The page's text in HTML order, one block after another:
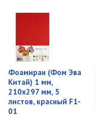
Фоамиран (Фом Эва
Китай) 1 мм,
210х297 мм, 5
листов, красный F1-
01